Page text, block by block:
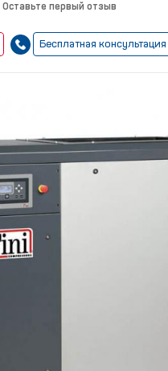
Оставьте первый отзыв
Бесплатная консультация